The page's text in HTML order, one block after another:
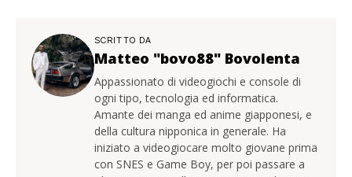
SCRITTO DA
Matteo "bovo88" Bovolenta
Appassionato di videogiochi e console di
ogni tipo, tecnologia ed informatica.
Amante dei manga ed anime giapponesi, e
della cultura nipponica in generale. Ha
iniziato a videogiocare molto giovane prima
con SNES e Game Boy, per poi passare a